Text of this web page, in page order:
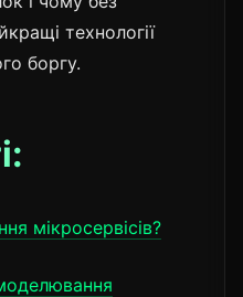
технології
боргу.
мікросервісів?